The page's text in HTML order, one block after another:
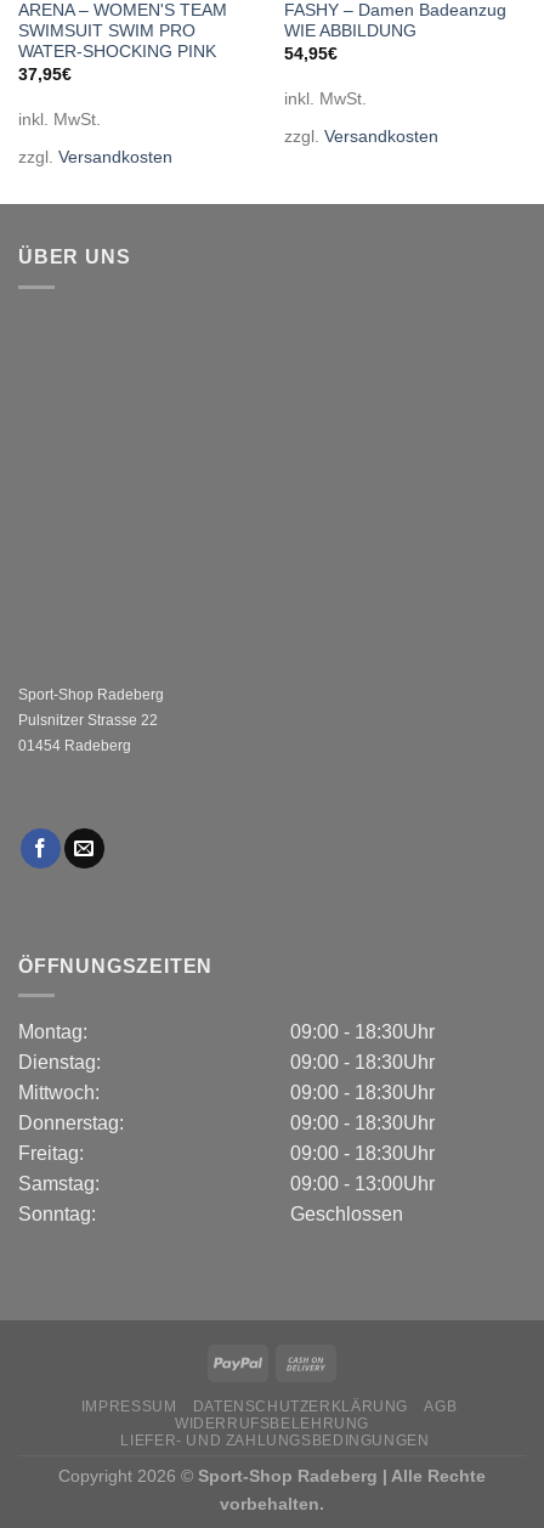
ARENA – WOMEN'S TEAM
SWIMSUIT SWIM PRO
WATER-SHOCKING PINK
37,95€
inkl. MwSt.
zzgl. Versandkosten
FASHY – Damen Badeanzug
WIE ABBILDUNG
54,95€
inkl. MwSt.
zzgl. Versandkosten
ÜBER UNS
Sport-Shop Radeberg
Pulsnitzer Strasse 22
01454 Radeberg
ÖFFNUNGSZEITEN
Montag:
Dienstag:
Mittwoch:
Donnerstag:
Freitag:
Samstag:
Sonntag:
09:00 - 18:30Uhr
09:00 - 18:30Uhr
09:00 - 18:30Uhr
09:00 - 18:30Uhr
09:00 - 18:30Uhr
09:00 - 13:00Uhr
Geschlossen
IMPRESSUM DATENSCHUTZERKLÄRUNG
AGB
WIDERRUFSBELEHRUNG
LIEFER- UND ZAHLUNGSBEDINGUNGEN
Copyright 2026 © Sport-Shop Radeberg | Alle Rechte
vorbehalten.